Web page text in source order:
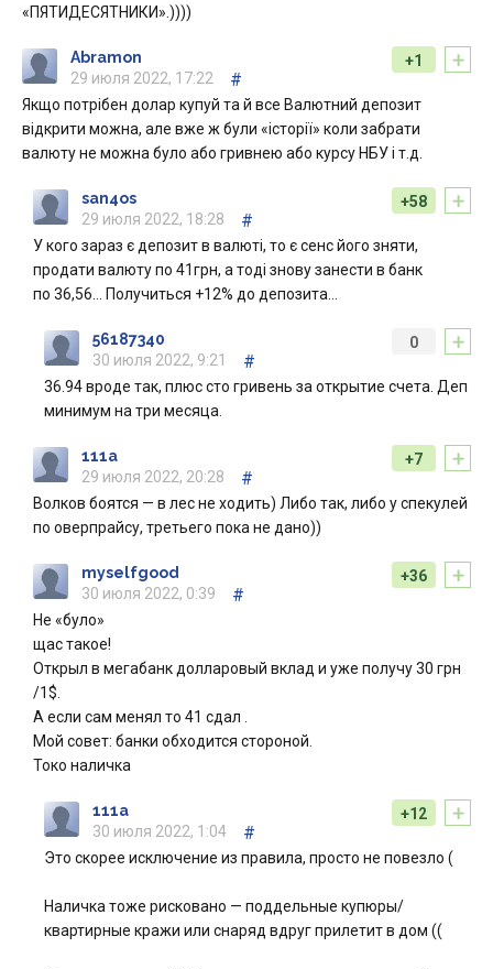
«ПЯТИДЕСЯТНИКИ».))))
+
+1
Abramon
29 июля 2022, 17:22
#
Якщо потрібен долар купуй та й все Валютний депозит
відкрити можна, але вже ж були «історії» коли забрати
валюту не можна було або гривнею або курсу НБУ і т.д.
+
+58
san4os
29 июля 2022, 18:28
#
У кого зараз є депозит в валюті, то є сенс його зняти,
продати валюту по 41грн, а тоді знову занести в банк
по 36,56… Получиться +12% до депозита…
+
0
56187340
30 июля 2022, 9:21
#
36.94 вроде так, плюс сто гривень за открытие счета. Деп
минимум на три месяца.
+
+7
111a
29 июля 2022, 20:28
#
Волков боятся — в лес не ходить) Либо так, либо у спекулей
по оверпрайсу, третьего пока не дано))
+
+36
myselfgood
30 июля 2022, 0:39
#
Не «було»
щас такое!
Открыл в мегабанк долларовый вклад и уже получу 30 грн
/1$.
А если сам менял то 41 сдал .
Мой совет: банки обходится стороной.
Токо наличка
+
+12
111a
30 июля 2022, 1:04
#
Это скорее исключение из правила, просто не повезло (
Наличка тоже рисковано — поддельные купюры/
квартирные кражи или снаряд вдруг прилетит в дом ((